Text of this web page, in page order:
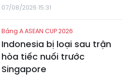
07/08/2026 15:31
Bảng A ASEAN CUP 2026
Indonesia bị loại sau trận
hòa tiếc nuối trước
Singapore